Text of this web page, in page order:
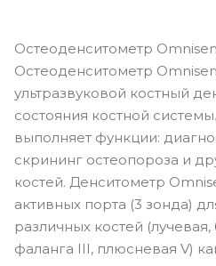
Остеоденситометр
Остеоденситометр
ультразвуковой костный
состояния костной
выполняет функции:
скрининг остеопороза и
костей. Денситометр
активных порта (3 зонда)
различных костей
фаланга III, плюсневая V)